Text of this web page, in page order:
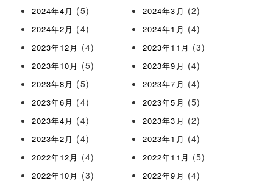
2024年4月 (5) 2024年3月 (2)
2024年2月 (4) 2024年1月 (4)
2023年12月 (4) 2023年11月 (3)
2023年10月 (5) 2023年9月 (4)
2023年8月 (5) 2023年7月 (4)
2023年6月 (4) 2023年5月 (5)
2023年4月 (4) 2023年3月 (2)
2023年2月 (4) 2023年1月 (4)
2022年12月 (4) 2022年11月 (5)
2022年10月 (3) 2022年9月 (4)